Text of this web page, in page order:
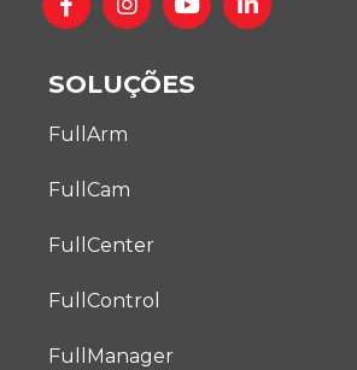
SOLUÇÕES
FullArm
FullCam
FullCenter
FullControl
FullManager